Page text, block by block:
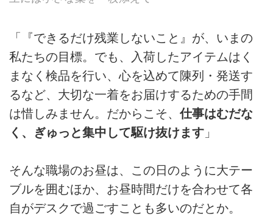
「『できるだけ残業しないこと』が、いまの
私たちの目標。でも、入荷したアイテムはく
まなく検品を行い、心を込めて陳列・発送す
るなど、大切な一着をお届けするための手間
は惜しみません。だからこそ、仕事はむだな
く、ぎゅっと集中して駆け抜けます 」
そんな職場のお昼は、この日のように大テー
ブルを囲むほか、お昼時間だけを合わせて各
自がデスクで過ごすことも多いのだとか。